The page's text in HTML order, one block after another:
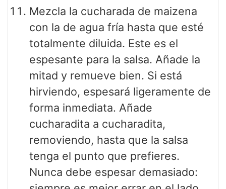
Mezcla la cucharada de maizena
con la de agua fría hasta que esté
totalmente diluida. Este es el
espesante para la salsa. Añade la
mitad y remueve bien. Si está
hirviendo, espesará ligeramente de
forma inmediata. Añade
cucharadita a cucharadita,
removiendo, hasta que la salsa
tenga el punto que prefieres.
Nunca debe espesar demasiado: